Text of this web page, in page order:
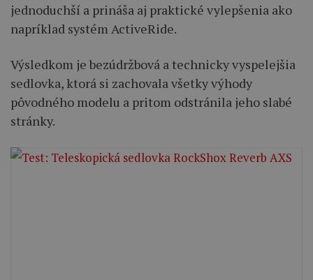
jednoduchší a prináša aj praktické vylepšenia ako
napríklad systém ActiveRide.
Výsledkom je bezúdržbová a technicky vyspelejšia
sedlovka, ktorá si zachovala všetky výhody
pôvodného modelu a pritom odstránila jeho slabé
stránky.